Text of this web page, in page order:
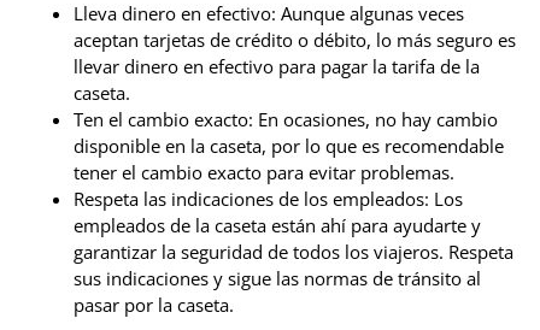
Lleva dinero en efectivo: Aunque algunas veces
aceptan tarjetas de crédito o débito, lo más seguro es
llevar dinero en efectivo para pagar la tarifa de la
caseta.
Ten el cambio exacto: En ocasiones, no hay cambio
disponible en la caseta, por lo que es recomendable
tener el cambio exacto para evitar problemas.
Respeta las indicaciones de los empleados: Los
empleados de la caseta están ahí para ayudarte y
garantizar la seguridad de todos los viajeros. Respeta
sus indicaciones y sigue las normas de tránsito al
pasar por la caseta.